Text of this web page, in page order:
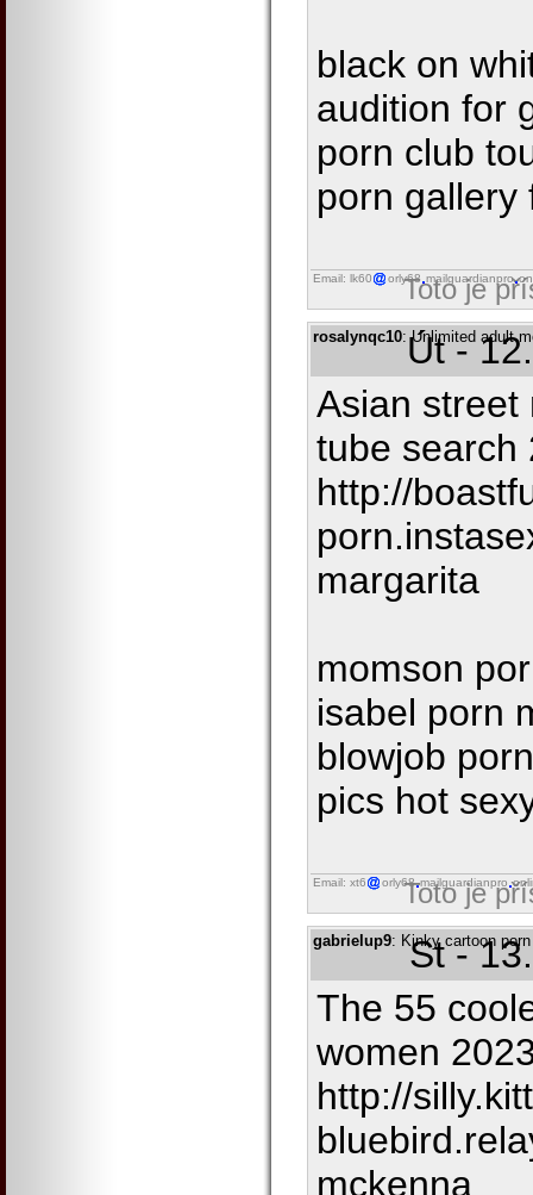
black on
audition for
porn club
porn gallery
Email: lk60 orly68 mailguardianpro
Toto je
rosalynqc10: Unlimited adult
Út -
Asian street
tube search
http://
margarita
momson
isabel porn
blowjob
pics hot
Email: xt6 orly68 mailguardianpro
Toto je
gabrielup9: Kinky cartoon
St -
The 55
women
http://
mckenna